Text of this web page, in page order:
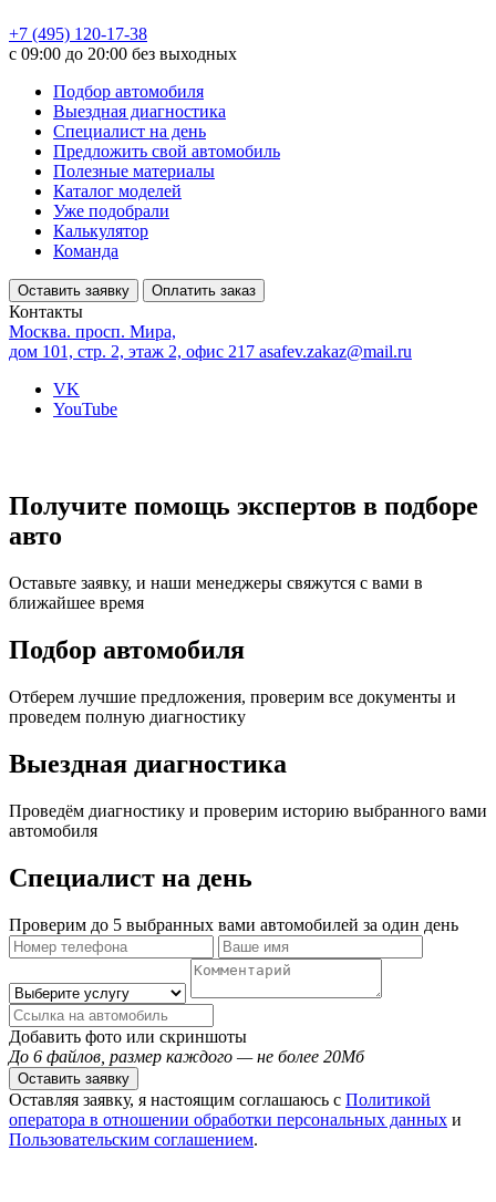
+7 (495) 120-17-38
с 09:00 до 20:00 без выходных
Подбор автомобиля
Выездная диагностика
Специалист на день
Предложить свой автомобиль
Полезные материалы
Каталог моделей
Уже подобрали
Калькулятор
Команда
Оставить заявку Оплатить заказ
Контакты
Москва. просп. Мира,
дом 101, стр. 2, этаж 2, офис 217 asafev.zakaz@mail.ru
VK
YouTube
Получите помощь экспертов в подборе
авто
Оставьте заявку, и наши менеджеры свяжутся с вами в
ближайшее время
Подбор автомобиля
Отберем лучшие предложения, проверим все документы и
проведем полную диагностику
Выездная диагностика
Проведём диагностику и проверим историю выбранного вами
автомобиля
Специалист на день
Проверим до 5 выбранных вами автомобилей за один день
Добавить фото или скриншоты
До 6 файлов, размер каждого — не более 20Мб
Оставить заявку
Оставляя заявку, я настоящим соглашаюсь с Политикой
оператора в отношении обработки персональных данных и
Пользовательским соглашением.